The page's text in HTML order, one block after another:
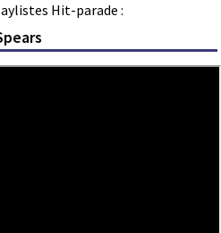
Hit-parade :